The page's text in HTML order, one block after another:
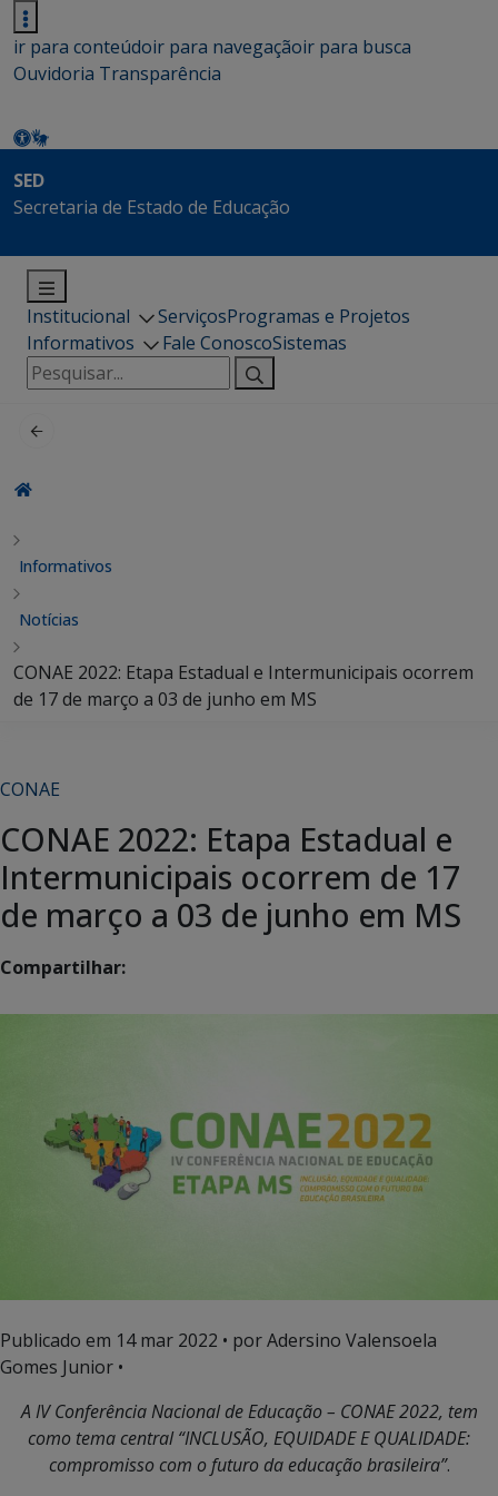
ir para conteúdoir para navegaçãoir para busca
Ouvidoria Transparência
SED
Secretaria de Estado de Educação
Institucional ServiçosProgramas e Projetos
Informativos
Fale ConoscoSistemas
Pesquisar
por:
Informativos
Notícias
CONAE 2022: Etapa Estadual e Intermunicipais ocorrem
de 17 de março a 03 de junho em MS
CONAE
CONAE 2022: Etapa Estadual e
Intermunicipais ocorrem de 17
de março a 03 de junho em MS
Compartilhar:
Publicado em 14 mar 2022 • por Adersino Valensoela
Gomes Junior •
A IV Conferência Nacional de Educação – CONAE 2022, tem
como tema central “INCLUSÃO, EQUIDADE E QUALIDADE:
compromisso com o futuro da educação brasileira”.